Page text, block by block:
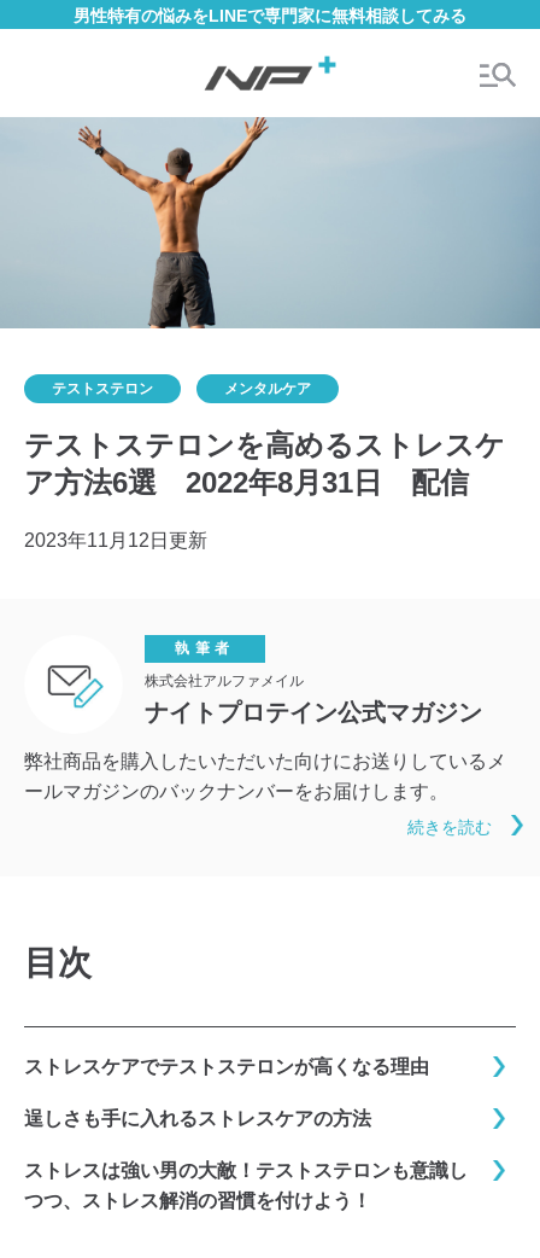
男性特有の悩みをLINEで専門家に無料相談してみる
テストステロン メンタルケア
テストステロンを高めるストレスケ
ア方法6選 2022年8月31日 配信
2023年11月12日更新
執筆者
株式会社アルファメイル
ナイトプロテイン公式マガジン
弊社商品を購入したいただいた向けにお送りしているメ
ールマガジンのバックナンバーをお届けします。
続きを読む
目次
ストレスケアでテストステロンが高くなる理由
逞しさも手に入れるストレスケアの方法
ストレスは強い男の大敵！テストステロンも意識し
つつ、ストレス解消の習慣を付けよう！